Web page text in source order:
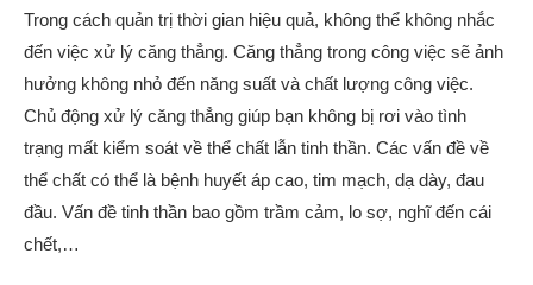
Trong cách quản trị thời gian hiệu quả, không thể không nhắc
đến việc xử lý căng thẳng. Căng thẳng trong công việc sẽ ảnh
hưởng không nhỏ đến năng suất và chất lượng công việc.
Chủ động xử lý căng thẳng giúp bạn không bị rơi vào tình
trạng mất kiểm soát về thể chất lẫn tinh thần. Các vấn đề về
thể chất có thể là bệnh huyết áp cao, tim mạch, dạ dày, đau
đầu. Vấn đề tinh thần bao gồm trầm cảm, lo sợ, nghĩ đến cái
chết,…